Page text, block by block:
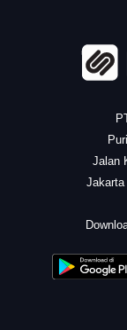
Jalan
Jakarta